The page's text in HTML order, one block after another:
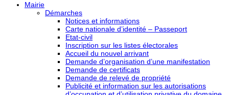
Mairie
Démarches
Notices et informations
Carte nationale d’identité – Passeport
Etat-civil
Inscription sur les listes électorales
Accueil du nouvel arrivant
Demande d’organisation d’une manifestation
Demande de certificats
Demande de relevé de propriété
Publicité et information sur les autorisations